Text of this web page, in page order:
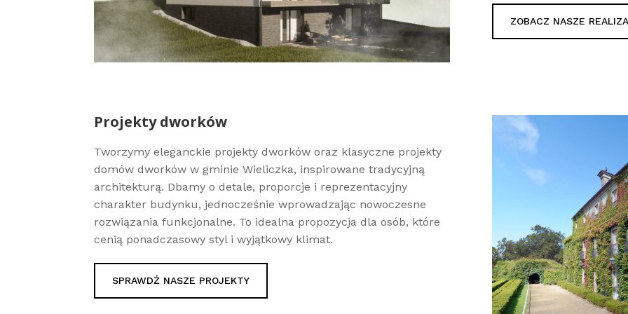
ZOBACZ NASZE
Projekty dworków
Tworzymy eleganckie projekty dworków oraz klasyczne projekty
domów dworków w gminie Wieliczka, inspirowane tradycyjną
architekturą. Dbamy o detale, proporcje i reprezentacyjny
charakter budynku, jednocześnie wprowadzając nowoczesne
rozwiązania funkcjonalne. To idealna propozycja dla osób, które
cenią ponadczasowy styl i wyjątkowy klimat.
SPRAWDŹ NASZE PROJEKTY